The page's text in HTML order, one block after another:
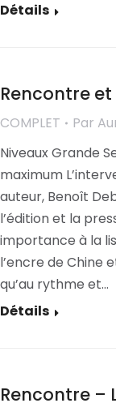
Détails
Rencontre
COMPLET Par
Niveaux Grande
maximum
auteur, Benoît
l’édition et la
importance à la
l’encre de Chine
qu’au rythme et…
Détails
Rencontre –